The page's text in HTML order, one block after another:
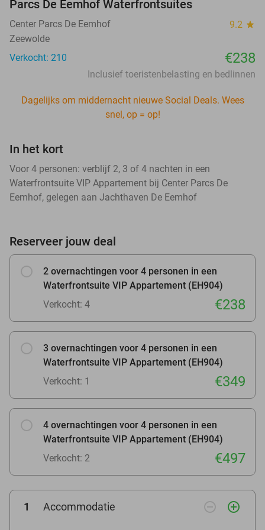
Parcs De Eemhof Waterfrontsuites
Center Parcs De Eemhof 9.2 star
Zeewolde
Verkocht: 210
€238
Inclusief toeristenbelasting en bedlinnen
Dagelijks om middernacht nieuwe Social Deals. Wees
snel, op = op!
In het kort
Voor 4 personen: verblijf 2, 3 of 4 nachten in een
Waterfrontsuite VIP Appartement bij Center Parcs De
Eemhof, gelegen aan Jachthaven De Eemhof
Reserveer jouw deal
2 overnachtingen voor 4 personen in een
Waterfrontsuite VIP Appartement (EH904)
Verkocht: 4
€238
3 overnachtingen voor 4 personen in een
Waterfrontsuite VIP Appartement (EH904)
Verkocht: 1
€349
4 overnachtingen voor 4 personen in een
Waterfrontsuite VIP Appartement (EH904)
Verkocht: 2
€497
1 Accommodatie remove_circle_outline add_circle_outline